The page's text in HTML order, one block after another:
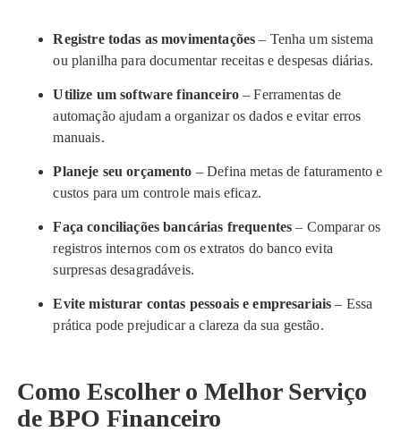
Registre todas as movimentações – Tenha um sistema
ou planilha para documentar receitas e despesas diárias.
Utilize um software financeiro– Ferramentas de
automação ajudam a organizar os dados e evitar erros
manuais.
Planeje seu orçamento – Defina metas de faturamento e
custos para um controle mais eficaz.
Faça conciliações bancárias frequentes – Comparar os
registros internos com os extratos do banco evita
surpresas desagradáveis.
Evite misturar contas pessoais e empresariais – Essa
prática pode prejudicar a clareza da sua gestão.
Como Escolher o Melhor Serviço
de BPO Financeiro